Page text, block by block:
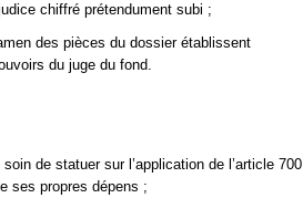
chiffré prétendument subi ;
des pièces du dossier établissent
du juge du fond.
de statuer sur l’application de l’article 700
ses propres dépens ;